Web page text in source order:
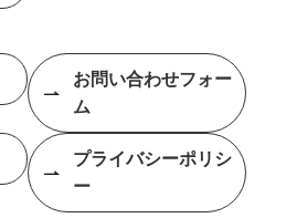
お問い合わせフォー
ム
プライバシーポリシ
ー